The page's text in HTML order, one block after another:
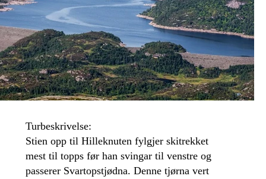
Turbeskrivelse:
Stien opp til Hilleknuten fylgjer skitrekket
mest til topps før han svingar til venstre og
passerer Svartopstjødna. Denne tjørna vert